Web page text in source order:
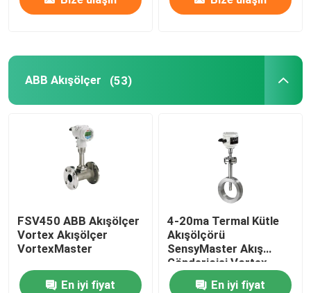
ABB Akışölçer (53)
FSV450 ABB Akışölçer
Vortex Akışölçer
VortexMaster
En iyi fiyat
4-20ma Termal Kütle
Akışölçörü
SensyMaster Akış
Göndericisi Vortex
FMT200
En iyi fiyat